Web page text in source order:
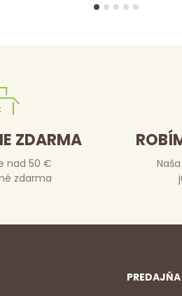
ZDARMA
nad 50 €
zdarma
PREDAJŇA